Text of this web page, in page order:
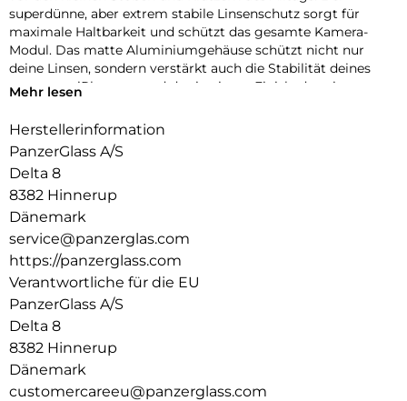
superdünne, aber extrem stabile Linsenschutz sorgt für
maximale Haltbarkeit und schützt das gesamte Kamera-
Modul. Das matte Aluminiumgehäuse schützt nicht nur
deine Linsen, sondern verstärkt auch die Stabilität deines
gesamten iPhones – und das in einem Finish, das nie
geräteabgestimmten Farben: Silver, Deep Blue und Cosmic
Orange. Und klar – die Installation ist kinderleicht und sitzt
perfekt. Der farblich abgestimmte Fender von PanzerGlass
schützt dein iPhone mit einzigartigem Kameraschutz – echt
stark, echt du.
Der Global Recycled Standard (GRS) = Die GRS ist eine
internationale Produktnorm, die Anforderungen an recycelte
Materialien definiert, z.B. in Bezug auf Rückverfolgbarkeit,
chemische Inhaltsstoffe und Umweltauswirkungen.
Mehr lesen
Herstellerinformation
PanzerGlass A/S
Delta 8
8382 Hinnerup
Dänemark
service@panzerglas.com
https://panzerglass.com
Verantwortliche für die EU
PanzerGlass A/S
Delta 8
8382 Hinnerup
Dänemark
customercareeu@panzerglass.com